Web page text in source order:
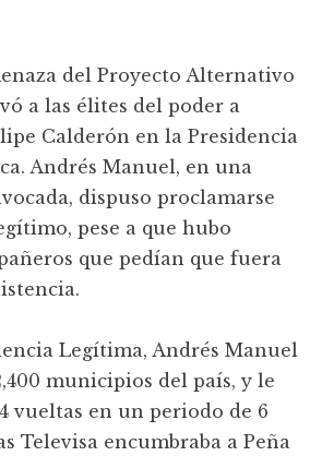
del Proyecto Alternativo
a las élites del poder a
Calderón en la Presidencia
Andrés Manuel, en una
dispuso proclamarse
pese a que hubo
que pedían que fuera
Legítima, Andrés Manuel
municipios del país, y le
vueltas en un periodo de 6
Televisa encumbraba a Peña